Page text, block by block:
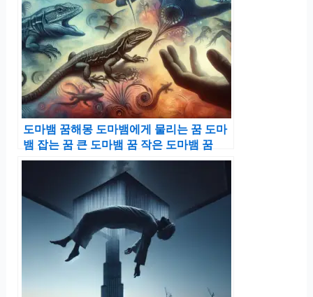
도마뱀 꿈해몽 도마뱀에게 물리는 꿈 도마
뱀 잡는 꿈 큰 도마뱀 꿈 작은 도마뱀 꿈